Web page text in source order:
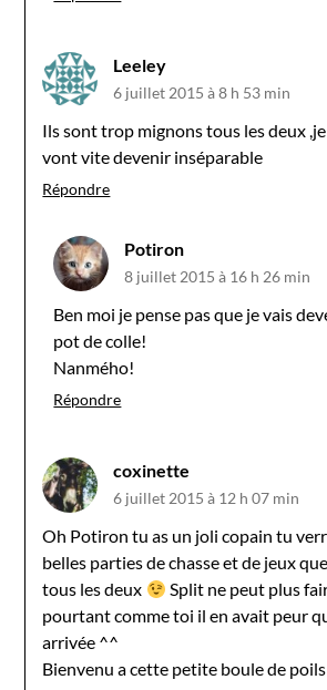
Leeley
6 juillet 2015 à 8 h 53 min
Ils sont trop mignons tous les deux ,je
vont vite devenir inséparable
Répondre
Potiron
8 juillet 2015 à 16 h 26 min
Ben moi je pense pas que je vais
pot de colle!
Nanmého!
Répondre
coxinette
6 juillet 2015 à 12 h 07 min
Oh Potiron tu as un joli copain tu
belles parties de chasse et de jeux
tous les deux
Split ne peut plus
pourtant comme toi il en avait peur
arrivée ^^
Bienvenu a cette petite boule de